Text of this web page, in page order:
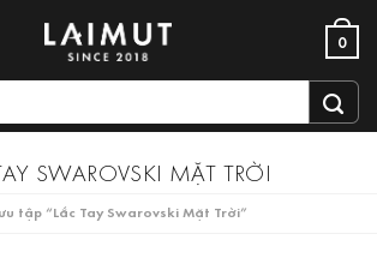
0
SWAROVSKI MẶT TRỜI
tập “Lắc Tay Swarovski Mặt Trời”